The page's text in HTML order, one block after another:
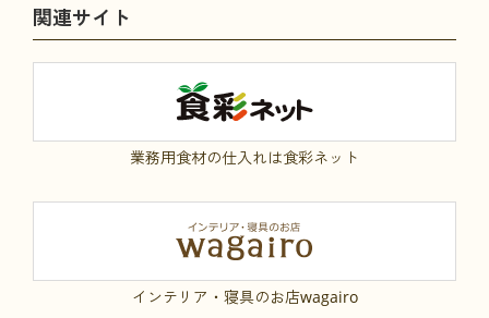
関連サイト
業務用食材の仕入れは食彩ネット
インテリア・寝具のお店wagairo